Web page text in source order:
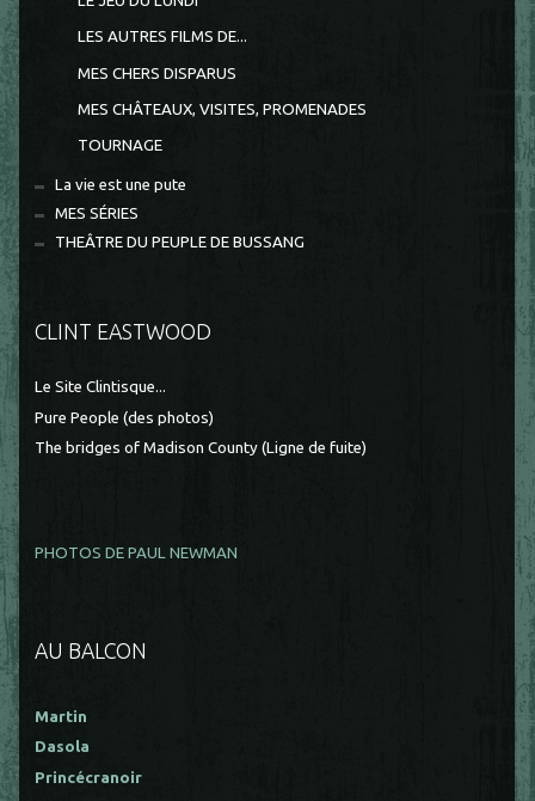
LES AUTRES FILMS DE...
MES CHERS DISPARUS
MES CHÂTEAUX, VISITES, PROMENADES
TOURNAGE
La vie est une pute
MES SÉRIES
THEÂTRE DU PEUPLE DE BUSSANG
CLINT EASTWOOD
Le Site Clintisque...
Pure People (des photos)
The bridges of Madison County (Ligne de fuite)
PHOTOS DE PAUL NEWMAN
AU BALCON
Martin
Dasola
Princécranoir